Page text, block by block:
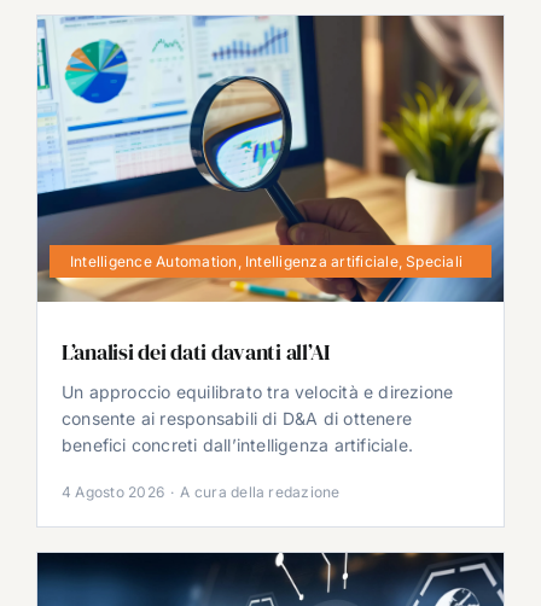
Intelligence Automation Intelligenza artificiale,Speciali
L’analisi dei dati davanti all’AI
Un approccio equilibrato tra velocità e direzione
consente ai responsabili di D&A di ottenere
benefici concreti dall’intelligenza artificiale.
4 Agosto 2026 · A cura della redazione